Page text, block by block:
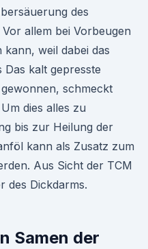
des
allem bei Vorbeugen
weil dabei das
kalt gepresste
schmeckt
dies alles zu
bis zur Heilung der
kann als Zusatz zum
Aus Sicht der TCM
des Dickdarms.
Samen der